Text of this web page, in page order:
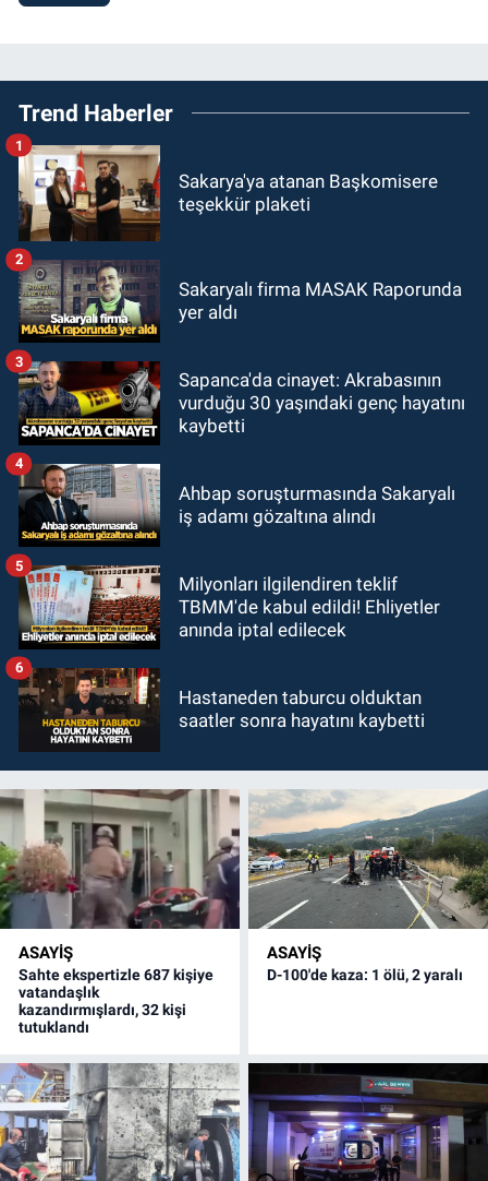
Trend Haberler
Sakarya'ya atanan Başkomisere
teşekkür plaketi
1
Sakaryalı firma MASAK Raporunda
yer aldı
2
Sapanca'da cinayet: Akrabasının
vurduğu 30 yaşındaki genç hayatını
kaybetti
3
Ahbap soruşturmasında Sakaryalı
iş adamı gözaltına alındı
4
Milyonları ilgilendiren teklif
TBMM'de kabul edildi! Ehliyetler
anında iptal edilecek
5
Hastaneden taburcu olduktan
saatler sonra hayatını kaybetti
6
ASAYİŞ
Sahte ekspertizle 687 kişiye
vatandaşlık
kazandırmışlardı, 32 kişi
tutuklandı
ASAYİŞ
D-100'de kaza: 1 ölü, 2 yaralı